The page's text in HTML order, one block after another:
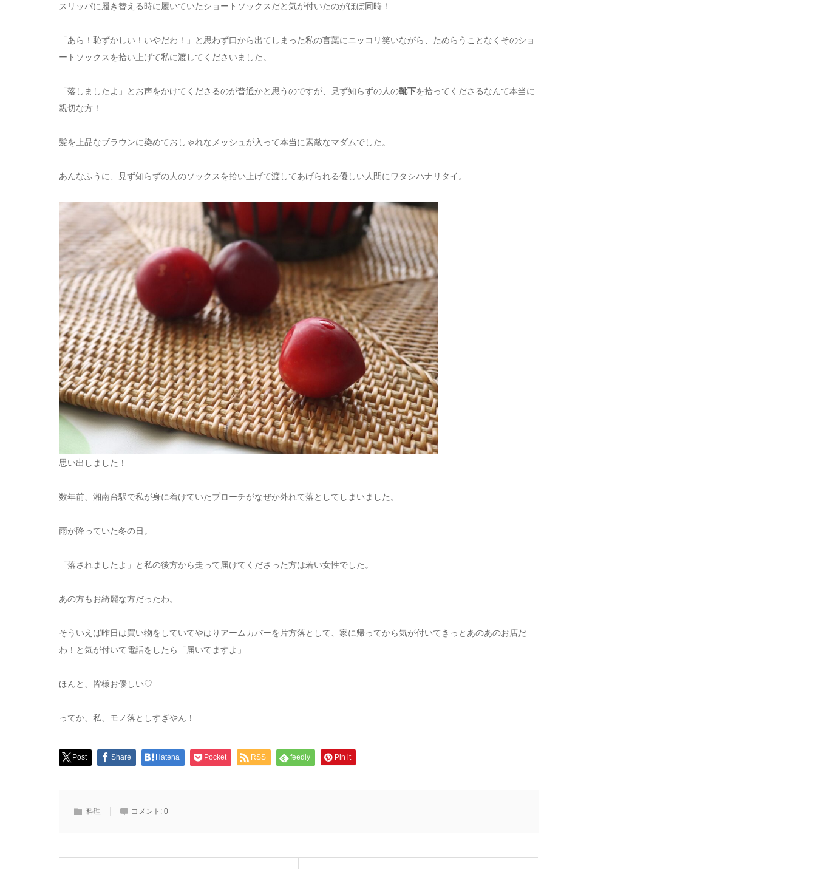
スリッパに履き替える時に履いていたショートソックスだと気が付いたのがほぼ同時！
「あら！恥ずかしい！いやだわ！」と思わず口から出てしまった私の言葉にニッコリ笑いながら、ためらうことなくそのショ
ートソックスを拾い上げて私に渡してくださいました。
「落しましたよ」とお声をかけてくださるのが普通かと思うのですが、見ず知らずの人の靴下を拾ってくださるなんて本当に
親切な方！
髪を上品なブラウンに染めておしゃれなメッシュが入って本当に素敵なマダムでした。
あんなふうに、見ず知らずの人のソックスを拾い上げて渡してあげられる優しい人間にワタシハナリタイ。
思い出しました！
数年前、湘南台駅で私が身に着けていたブローチがなぜか外れて落としてしまいました。
雨が降っていた冬の日。
「落されましたよ」と私の後方から走って届けてくださった方は若い女性でした。
あの方もお綺麗な方だったわ。
そういえば昨日は買い物をしていてやはりアームカバーを片方落として、家に帰ってから気が付いてきっとあのあのお店だ
わ！と気が付いて電話をしたら「届いてますよ」
ほんと、皆様お優しい♡
ってか、私、モノ落としすぎやん！
Post Share Hatena Pocket RSS feedly Pin it
料理 コメント: 0